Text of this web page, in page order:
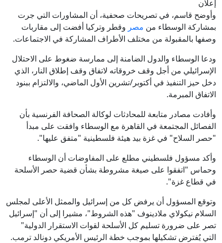
إعلان
وأوضح قاسم، في تصريحات صحفية، أن المشاورات التي جرت
بمشاركة الوسطاء من مصر وقطر وتركيا أفضت إلى مقاربات
وصفها بالمقبولة من مختلف الأطراف المشاركة في الاجتماعات.
ودعا الوسطاء والدول الضامنة إلى ممارسة ضغوط على الاحتلال
الإسرائيلي من أجل وقف خروقاته لاتفاق وقف إطلاق النار، الذي
دخل حيز التنفيذ في أكتوبر/تشرين الأول الماضي، والالتزام ببنود
الاتفاق المبرمة.
وأفادت مصادر متابعة للمحادثات لوكالة الصحافة الفرنسية بأن
الفصائل المجتمعة في القاهرة مع الوسطاء وافقت على مبدأ
"حصر السلاح" في غزة بيد هيئة فلسطينية "متفق عليها".
وأكد مسؤول فلسطيني مطلع على المفاوضات أن الوسطاء
وحماس "اتفقوا على صيغة مشروطة بشأن قضية حصر الأسلحة
في قطاع غزة".
وتوقع المسؤول أن يرفض كل من إسرائيل والممثل الأعلى لمجلس
السلام نيكولاي ملادينوف "هذه الشروط"، مشيرا إلى أن "إسرائيل
تصر على ضرورة تسليم كل الأسلحة لقوات الاستقرار الدولية"
التي يُفترض تشكيلها بموجب خطة الرئيس الأمريكي دونالد ترمب.